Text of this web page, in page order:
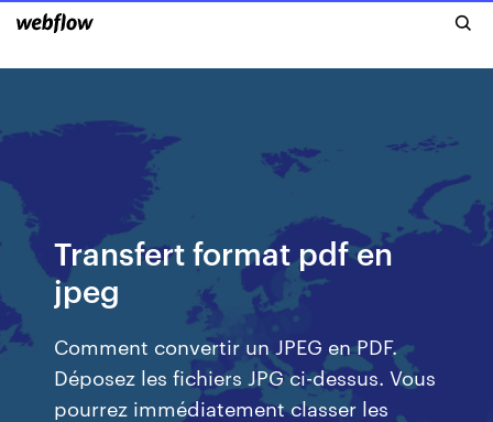
Transfert format pdf en
jpeg
Comment convertir un JPEG en PDF.
Déposez les fichiers JPG ci-dessus. Vous
pourrez immédiatement classer les